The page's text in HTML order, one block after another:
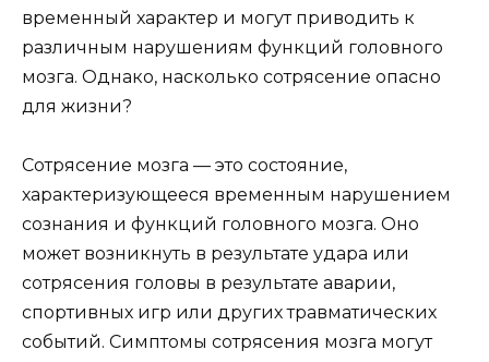
временный характер и могут приводить к
различным нарушениям функций головного
мозга. Однако, насколько сотрясение опасно
для жизни?
Сотрясение мозга — это состояние,
характеризующееся временным нарушением
сознания и функций головного мозга. Оно
может возникнуть в результате удара или
сотрясения головы в результате аварии,
спортивных игр или других травматических
событий. Симптомы сотрясения мозга могут